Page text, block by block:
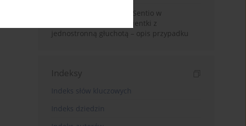
Wykorzystanie systemu Sentio w
konfiguracji CROS u pacjentki z
jednostronną głuchotą – opis przypadku
Indeksy
Indeks słów kluczowych
Indeks dziedzin